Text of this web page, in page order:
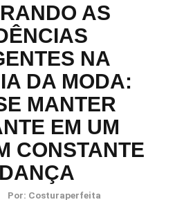
AS
NA
DA MODA:
MANTER
EM UM
CONSTANTE
Por: Costuraperfeita